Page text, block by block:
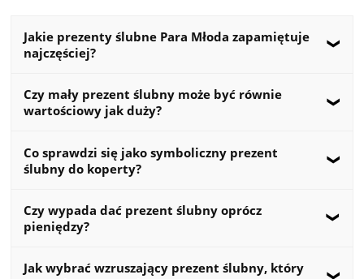
Jakie prezenty ślubne Para Młoda zapamiętuje
najczęściej?
Najbardziej zapamiętywane są prezenty symboliczne i praktyczne.
Świetnie sprawdzają siękubki z nadrukiem dla Pary Młodej
eleganckiezestawy prezentowe dla nowożeńców
Czy mały prezent ślubny może być równie
wartościowy jak duży?
Tak, bardzo często to właśnie drobne prezenty mają największą
wartość sentymentalną. Para Młoda zapamiętuje gest, pomysł i
estetykę, a nie tylko cenę prezentu.
Co sprawdzi się jako symboliczny prezent
ślubny do koperty?
Dobrym wyborem są kubki ślubne z nadrukiem
prezentowe dla nowożeńcóworazniezbędniki małżeńskie
prezenty, które wyglądają elegancko i stanowią piękny dodatek do
Czy wypada dać prezent ślubny oprócz
pieniędzy?
Oczywiście. Coraz więcej osób wręcza Parze Młodej
kopertę z
Jak wybrać wzruszający prezent ślubny, który